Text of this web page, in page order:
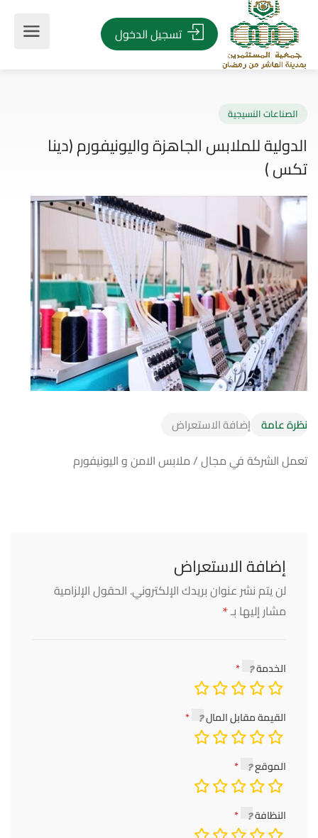
تسجيل الدخول
للملابس الجاهزة واليونيفورم (دينا
)
نظرة عامة إضافة الاستعراض
تعمل الشركة في مجال / ملابس الامن و اليونيفورم
إضافة الاستعراض
لن يتم نشر عنوان بريدك الإلكتروني. الحقول الإلزامية
مشار إليها بـ*
الخدمة
القيمة مقابل المال
الموقع
النظافة